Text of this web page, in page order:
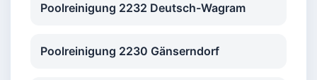
Poolreinigung 2232 Deutsch-Wagram
Poolreinigung 2230 Gänserndorf